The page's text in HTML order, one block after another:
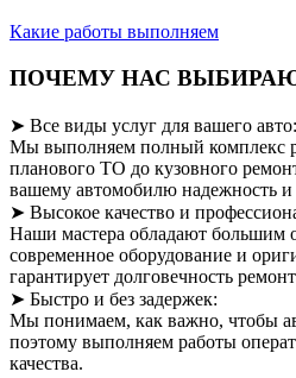
Какие работы выполняем
ПОЧЕМУ НАС
➤ Все виды услуг для вашего авто:
Мы выполняем полный комплекс
планового ТО до кузовного
вашему автомобилю надежность и
➤ Высокое качество и
Наши мастера обладают большим
современное оборудование и
гарантирует долговечность
➤ Быстро и без задержек:
Мы понимаем, как важно, чтобы
поэтому выполняем работы
качества.